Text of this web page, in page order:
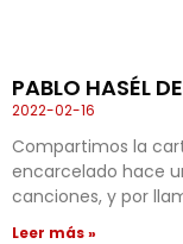
PABLO HASÉL
2022-02-16
Compartimos la
encarcelado hace
canciones, y por
Leer más »